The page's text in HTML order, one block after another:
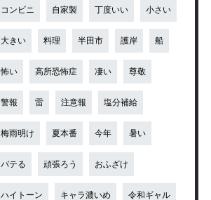
コンビニ 自家製 丁度いい 小さい
大きい 料理 半田市 護岸 船
怖い 高所恐怖症 凄い 尊敬
警報 雷 注意報 塩分補給
梅雨明け 夏本番 今年 暑い
バテる 頑張ろう おふざけ
ハイトーン キャラ濃いめ 令和ギャル